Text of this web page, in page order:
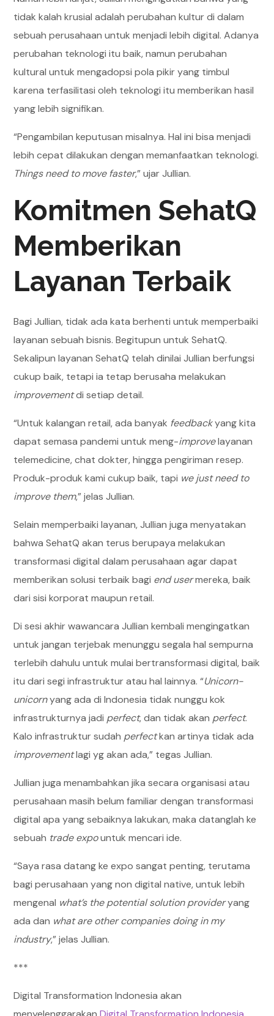
tidak kalah krusial adalah perubahan kultur di dalam
sebuah perusahaan untuk menjadi lebih digital. Adanya
perubahan teknologi itu baik, namun perubahan
kultural untuk mengadopsi pola pikir yang timbul
karena terfasilitasi oleh teknologi itu memberikan hasil
yang lebih signifikan.
“Pengambilan keputusan misalnya. Hal ini bisa menjadi
lebih cepat dilakukan dengan memanfaatkan teknologi.
Things need to move faster,” ujar Jullian.
Komitmen SehatQ
Memberikan
Layanan Terbaik
Bagi Jullian, tidak ada kata berhenti untuk memperbaiki
layanan sebuah bisnis. Begitupun untuk SehatQ.
Sekalipun layanan SehatQ telah dinilai Jullian berfungsi
cukup baik, tetapi ia tetap berusaha melakukan
improvementdi setiap detail.
“Untuk kalangan retail, ada banyak feedbackyang kita
dapat semasa pandemi untuk meng-improvelayanan
telemedicine, chat dokter, hingga pengiriman resep.
Produk-produk kami cukup baik, tapi we just need to
improve them,” jelas Jullian.
Selain memperbaiki layanan, Jullian juga menyatakan
bahwa SehatQ akan terus berupaya melakukan
transformasi digital dalam perusahaan agar dapat
memberikan solusi terbaik bagi end usermereka, baik
dari sisi korporat maupun retail.
Di sesi akhir wawancara Jullian kembali mengingatkan
untuk jangan terjebak menunggu segala hal sempurna
terlebih dahulu untuk mulai bertransformasi digital, baik
itu dari segi infrastruktur atau hal lainnya. “Unicorn-
unicornyang ada di Indonesia tidak nunggu kok
infrastrukturnya jadi perfect, dan tidak akan perfect.
Kalo infrastruktur sudah perfectkan artinya tidak ada
improvementlagi yg akan ada,” tegas Jullian.
Jullian juga menambahkan jika secara organisasi atau
perusahaan masih belum familiar dengan transformasi
digital apa yang sebaiknya lakukan, maka datanglah ke
sebuah trade expountuk mencari ide.
“Saya rasa datang ke expo sangat penting, terutama
bagi perusahaan yang non digital native, untuk lebih
mengenal what’s the potential solution provideryang
ada dan what are other companies doing in my
industry,” jelas Jullian.
***
Digital Transformation Indonesia akan